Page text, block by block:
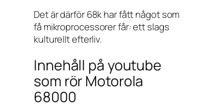
Det är därför 68k har fått något som
få mikroprocessorer får: ett slags
kulturellt efterliv.
Innehåll på youtube
som rör Motorola
68000